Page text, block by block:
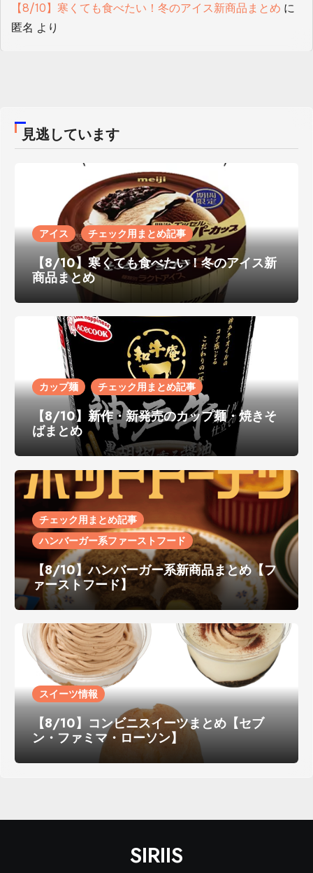
【8/10】寒くても食べたい！冬のアイス新商品まとめ に
匿名 より
見逃しています
アイス チェック用まとめ記事
【8/10】寒くても食べたい！冬のアイス新
商品まとめ
カップ麺 チェック用まとめ記事
【8/10】新作・新発売のカップ麺・焼きそ
ばまとめ
チェック用まとめ記事
ハンバーガー系ファーストフード
【8/10】ハンバーガー系新商品まとめ【フ
ァーストフード】
スイーツ情報
【8/10】コンビニスイーツまとめ【セブ
ン・ファミマ・ローソン】
SIRIIS